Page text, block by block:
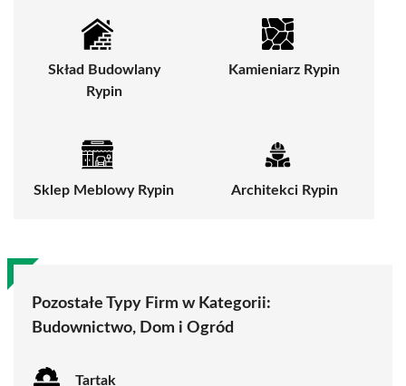
Skład Budowlany
Rypin
Kamieniarz Rypin
Sklep Meblowy Rypin Architekci Rypin
Pozostałe Typy Firm w Kategorii:
Budownictwo, Dom i Ogród
Tartak